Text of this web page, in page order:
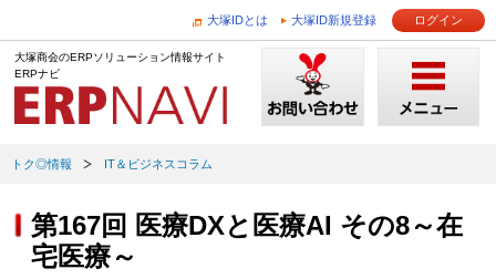
大塚IDとは 大塚ID新規登録 ログイン
大塚商会のERPソリューション情報サイト
ERPナビ
トク◎情報 IT＆ビジネスコラム
第167回 医療DXと医療AI その8～在
宅医療～